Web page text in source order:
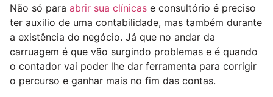
Não só para abrir sua clínicas e consultório é preciso
ter auxilio de uma contabilidade, mas também durante
a existência do negócio. Já que no andar da
carruagem é que vão surgindo problemas e é quando
o contador vai poder lhe dar ferramenta para corrigir
o percurso e ganhar mais no fim das contas.